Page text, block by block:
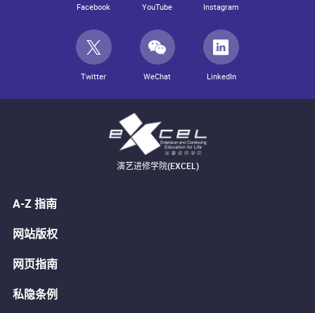
Facebook YouTube Instagram
Twitter WeChat LinkedIn
演艺进修学院(EXCEL)
A-Z 指南
网站版权
网页指南
私隐条例